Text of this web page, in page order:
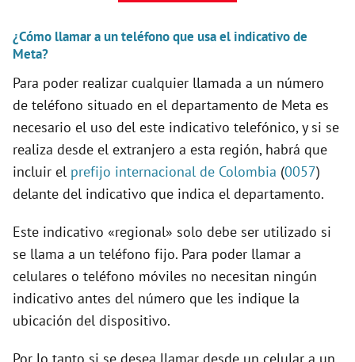
d
e
o
¿Cómo llamar a un teléfono que usa el indicativo de
Meta?
Para poder realizar cualquier llamada a un número
de teléfono situado en el departamento de Meta es
necesario el uso del este indicativo telefónico, y si se
realiza desde el extranjero a esta región, habrá que
incluir el prefijo internacional de Colombia (0057)
delante del indicativo que indica el departamento.
Este indicativo «regional» solo debe ser utilizado si
se llama a un teléfono fijo. Para poder llamar a
celulares o teléfono móviles no necesitan ningún
indicativo antes del número que les indique la
ubicación del dispositivo.